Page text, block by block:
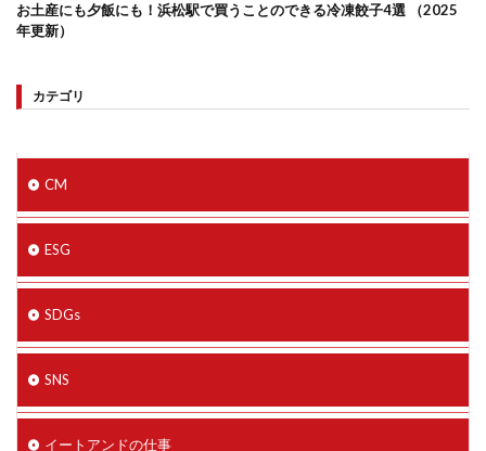
お土産にも夕飯にも！浜松駅で買うことのできる冷凍餃子4選 （2025
年更新）
カテゴリ
CM
ESG
SDGs
SNS
イートアンドの仕事